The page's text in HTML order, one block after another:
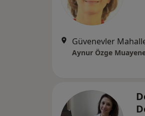
Aynur Özge